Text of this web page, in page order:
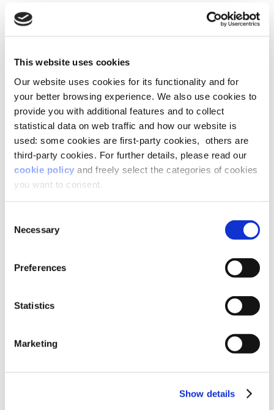
This website uses cookies
Our website uses cookies for its functionality and for
your better browsing experience. We also use cookies to
provide you with additional features and to collect
statistical data on web traffic and how our website is
used: some cookies are first-party cookies, others are
third-party cookies. For further details, please read our
cookie policy and freely select the categories of cookies
you want to consent.
Selection
Necessary
Preferences
Statistics
Marketing
Show details
costante a rendere inclusivi tutti i processi, fin
dalla loro progettazione.
Con Lifeed, l’azienda ha avviato un percorso
concreto:
webinar aperti a tutte le persone
aumentare la consapevolezza sul benessere e
unapiattaforma formativache accompagna la
crescita personale accanto a quella professionale.
Il risultato? Un impatto reale:il 97% dei
partecipanti ha trovato valorenelle iniziative,
contribuendo a rafforzare una cultura
dell’apprendimento e della cura che si riflette
Guarda l’intervista